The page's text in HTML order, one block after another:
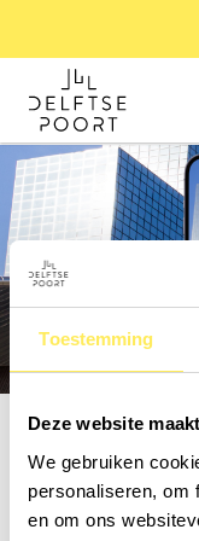
Toestemming
Deze website
We gebruiken
personaliseren, om
en om ons Het